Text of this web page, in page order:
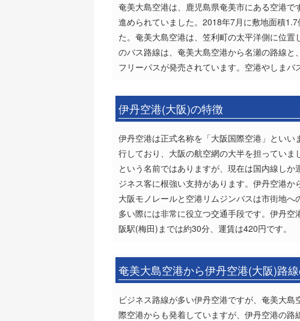
奄美大島空港は、鹿児島県奄美市にある空港
進められていました。2018年7月に敷地面積
た。奄美大島空港は、笠利町の太平洋側に位
のバス路線は、奄美大島空港から名瀬の路線
フリーパスが発売されています。空港やしまバ
伊丹空港(大阪)の特徴
伊丹空港は正式名称を「大阪国際空港」とい
行しており、大阪の航空網の大半を担ってい
という名前ではありますが、現在は国内線し
ジネス客に根強い支持があります。伊丹空港か
大阪モノレールと空港リムジンバスは市街地
多い際には非常に役立つ交通手段です。伊丹
阪駅(梅田)までは約30分、運賃は420円です。
奄美大島空港から伊丹空港(大阪)路
ビジネス路線が多い伊丹空港ですが、奄美大
際空港からも発着していますが、伊丹空港の